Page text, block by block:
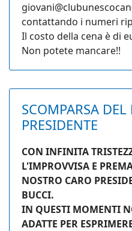
contattando i numeri
Il costo della cena è di
Non potete mancare!!
SCOMPARSA
PRESIDENTE
CON INFINITA
L'IMPROVVISA E
NOSTRO CARO
BUCCI.
IN QUESTI MOMENTI
ADATTE PER